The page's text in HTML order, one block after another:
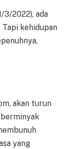
2022), ada
kehidupan
akan turun
yang